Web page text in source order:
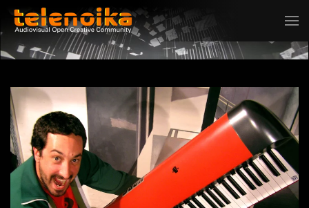
Ir al contenido principal